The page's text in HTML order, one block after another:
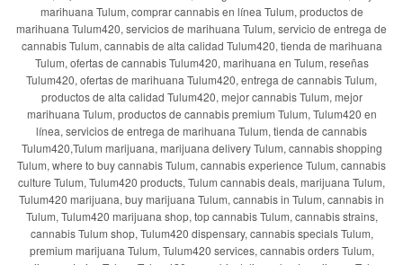
marihuana Tulum, comprar cannabis en línea Tulum, productos de
marihuana Tulum420, servicios de marihuana Tulum, servicio de entrega de
cannabis Tulum, cannabis de alta calidad Tulum420, tienda de marihuana
Tulum, ofertas de cannabis Tulum420, marihuana en Tulum, reseñas
Tulum420, ofertas de marihuana Tulum420, entrega de cannabis Tulum,
productos de alta calidad Tulum420, mejor cannabis Tulum, mejor
marihuana Tulum, productos de cannabis premium Tulum, Tulum420 en
línea, servicios de entrega de marihuana Tulum, tienda de cannabis
Tulum420,Tulum marijuana, marijuana delivery Tulum, cannabis shopping
Tulum, where to buy cannabis Tulum, cannabis experience Tulum, cannabis
culture Tulum, Tulum420 products, Tulum cannabis deals, marijuana Tulum,
Tulum420 marijuana, buy marijuana Tulum, cannabis in Tulum, cannabis in
Tulum, Tulum420 marijuana shop, top cannabis Tulum, cannabis strains,
cannabis Tulum shop, Tulum420 dispensary, cannabis specials Tulum,
premium marijuana Tulum, Tulum420 services, cannabis orders Tulum,